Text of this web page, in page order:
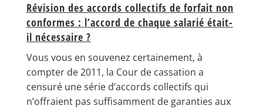
Révision des accords collectifs de forfait non
conformes : l’accord de chaque salarié était-
il nécessaire ?
Vous vous en souvenez certainement, à
compter de 2011, la Cour de cassation a
censuré une série d’accords collectifs qui
n’offraient pas suffisamment de garanties aux